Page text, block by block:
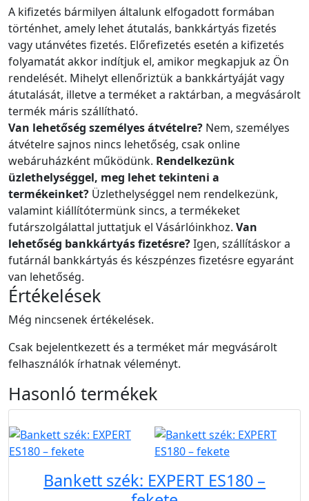
A kifizetés bármilyen általunk elfogadott formában
történhet, amely lehet átutalás, bankkártyás fizetés
vagy utánvétes fizetés. Előrefizetés esetén a kifizetés
folyamatát akkor indítjuk el, amikor megkapjuk az Ön
rendelését. Mihelyt ellenőriztük a bankkártyáját vagy
átutalását, illetve a terméket a raktárban, a megvásárolt
termék máris szállítható.
Van lehetőség személyes átvételre? Nem, személyes
átvételre sajnos nincs lehetőség, csak online
webáruházként működünk. Rendelkezünk
üzlethelységgel, meg lehet tekinteni a
termékeinket? Üzlethelységgel nem rendelkezünk,
valamint kiállítótermünk sincs, a termékeket
futárszolgálattal juttatjuk el Vásárlóinkhoz. Van
lehetőség bankkártyás fizetésre?Igen, szállításkor a
futárnál bankkártyás és készpénzes fizetésre egyaránt
van lehetőség.
Értékelések
Még nincsenek értékelések.
Csak bejelentkezett és a terméket már megvásárolt
felhasználók írhatnak véleményt.
Hasonló termékek
Bankett szék: EXPERT ES180 –